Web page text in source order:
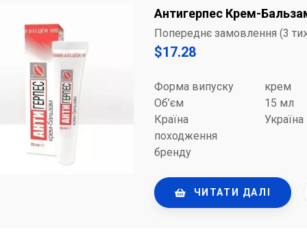
Антигерпес Крем-
Попереднє замовлення (3
$17.28
Форма випуску
крем
Об’єм
15 мл
Країна
походження
бренду
Україна
ЧИТАТИ ДАЛІ